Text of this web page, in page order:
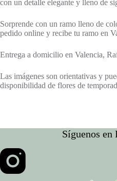
con un detalle elegante y lleno de
Sorprende con un ramo lleno de
pedido online y recibe tu ramo en
Entrega a domicilio en Valencia,
Las imágenes son orientativas y
disponibilidad de flores de
Síguenos en